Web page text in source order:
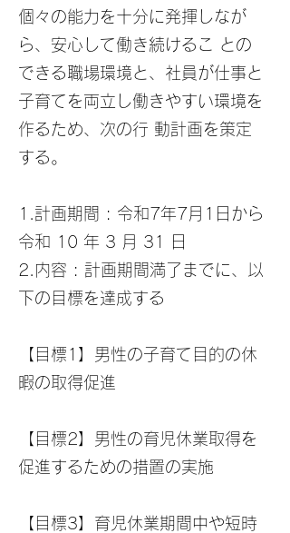
個々の能力を十分に発揮しなが
ら、安心して働き続けるこ との
できる職場環境と、社員が仕事と
子育てを両立し働きやすい環境を
作るため、次の行 動計画を策定
する。
1.計画期間 : 令和7年7月1日から
令和 10 年 3 月 31 日
2.内容 : 計画期間満了までに、以
下の目標を達成する
【目標1】男性の子育て目的の休
暇の取得促進
【目標2】男性の育児休業取得を
促進するための措置の実施
【目標3】育児休業期間中や短時